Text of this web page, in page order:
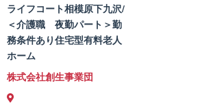
ライフコート相模原下九沢/
＜介護職 夜勤パート＞勤
務条件あり住宅型有料老人
ホーム
株式会社創生事業団